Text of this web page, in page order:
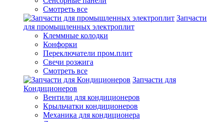
Смотреть все
Запчасти
для промышленных электроплит
Клеммные колодки
Конфорки
Переключатели пром.плит
Свечи розжига
Смотреть все
Запчасти для
Кондиционеров
Вентили для кондиционеров
Крыльчатки кондиционеров
Механика для кондиционера